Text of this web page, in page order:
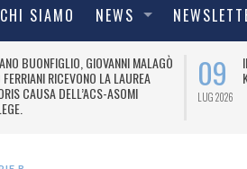
CHI SIAMO NEWS
BUONFIGLIO, GIOVANNI MALAGÒ
FERRIANI RICEVONO LA LAUREA
CAUSA DELL’ACS-ASOMI
09
LUG 2026